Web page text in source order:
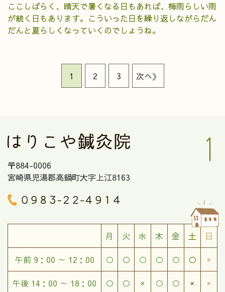
ここしばらく、晴天で暑くなる日もあれば、梅雨らしい雨
が続く日もあります。こういった日を繰り返しながらだん
だんと夏らしくなっていくのでしょうね。
1 2 3 次へ》
〒884-0006
宮崎県児湯郡高鍋町大字上江8163
月 火 水 木 金 土 日
午前 9：00 ～ 12：00 ○ ○ ○ ○ ○ ○ ×
午後 14：00 ～ 18：00 ○ ○ × ○ ○ × ×